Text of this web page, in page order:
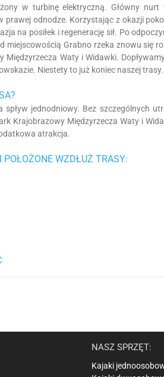
w turbinę elektryczną. Główny
prawej odnodze. Korzystając z okazji
na posiłek i regenerację sił. Po
miejscowością Grabno rzeka znowu się
Międzyrzecza Waty i Widawki.
Niestety to już koniec naszej trasy.
spływ jednodniowy. Bez szczególnych
Krajobrazowy Międzyrzecza Waty i
atrakcja.
POŁOŻONE WZDŁUŻ TRASY:
NASZ SPRZĘT:
Kajaki